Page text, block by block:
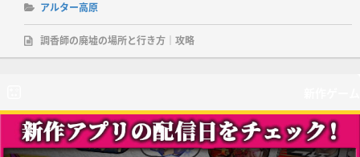
アルター高原
調香師の廃墟の場所と行き方｜攻略